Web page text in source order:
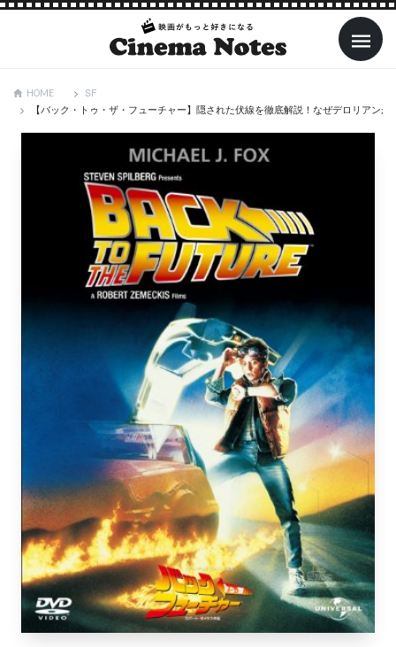
HOME
SF
【バック・トゥ・ザ・フューチャー】隠された伏線を徹底解説！なぜデロリアン